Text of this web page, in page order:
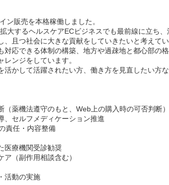
ン販売を本格稼働しました。
大するヘルスケアECビジネスでも最前線に立ち、
且つ社会に大きな貢献をしていきたいと考えてい
応できる体制の構築、地方や過疎地と都心部の
ンジをしています。
かして活躍されたい方、働き方を見直したい方
薬機法遵守のもと、Web上の購入時の可否判断）
、セルフメディケーション推進
責任・内容整備
医療機関受診勧奨
（副作用相談含む）
活動の実施